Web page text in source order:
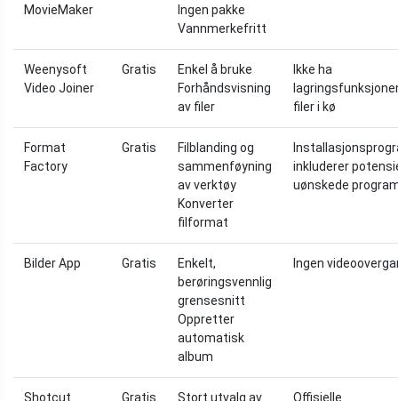
MovieMaker
Ingen pakke
Vannmerkefritt
Weenysoft
Video Joiner
Gratis
Enkel å bruke
Forhåndsvisning
av filer
Ikke ha
filer i kø
Format
Factory
Gratis
Filblanding og
sammenføyning
av verktøy
Konverter
filformat
inkluderer
uønskede
Bilder App Gratis
Enkelt,
berøringsvennlig
grensesnitt
Oppretter
automatisk
album
Ingen
Shotcut Gratis
Stort utvalg av
Offisielle